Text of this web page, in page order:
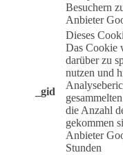
Besuchern
Anbieter
_gid
Dieses
Das Cookie
darüber zu
nutzen und
die Anzahl
gekommen
Anbieter
Stunden